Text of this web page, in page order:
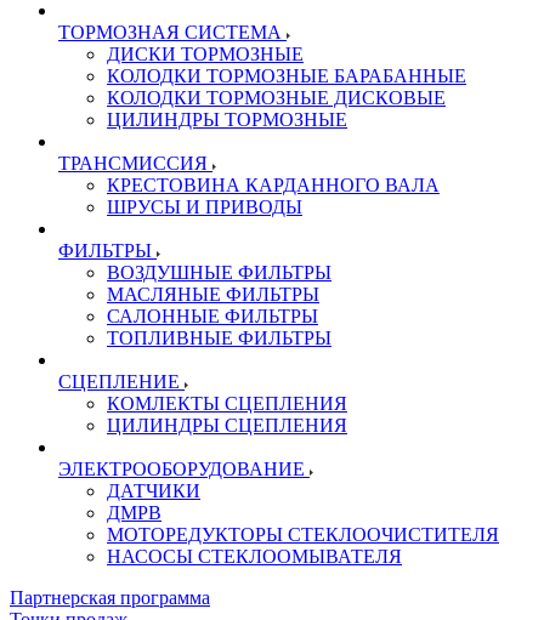
ТОРМОЗНАЯ СИСТЕМА
ДИСКИ ТОРМОЗНЫЕ
КОЛОДКИ ТОРМОЗНЫЕ БАРАБАННЫЕ
КОЛОДКИ ТОРМОЗНЫЕ ДИСКОВЫЕ
ЦИЛИНДРЫ ТОРМОЗНЫЕ
ТРАНСМИССИЯ
КРЕСТОВИНА КАРДАННОГО ВАЛА
ШРУСЫ И ПРИВОДЫ
ФИЛЬТРЫ
ВОЗДУШНЫЕ ФИЛЬТРЫ
МАСЛЯНЫЕ ФИЛЬТРЫ
САЛОННЫЕ ФИЛЬТРЫ
ТОПЛИВНЫЕ ФИЛЬТРЫ
СЦЕПЛЕНИЕ
КОМЛЕКТЫ СЦЕПЛЕНИЯ
ЦИЛИНДРЫ СЦЕПЛЕНИЯ
ЭЛЕКТРООБОРУДОВАНИЕ
ДАТЧИКИ
ДМРВ
МОТОРЕДУКТОРЫ СТЕКЛООЧИСТИТЕЛЯ
НАСОСЫ СТЕКЛООМЫВАТЕЛЯ
Партнерская программа